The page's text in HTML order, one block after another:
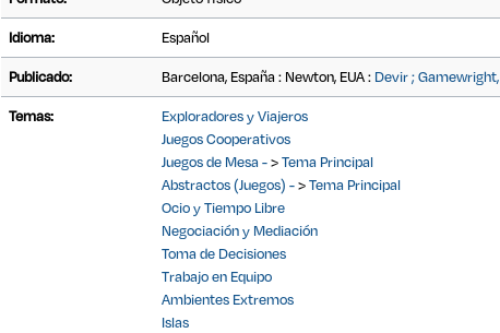
Idioma:
Español
Publicado:
Barcelona, España : Newton, EUA : Devir ; Gamewright,
Temas:
Exploradores y Viajeros
Juegos Cooperativos
Juegos de Mesa ->Tema Principal
Abstractos (Juegos) ->Tema Principal
Ocio y Tiempo Libre
Negociación y Mediación
Toma de Decisiones
Trabajo en Equipo
Ambientes Extremos
Islas